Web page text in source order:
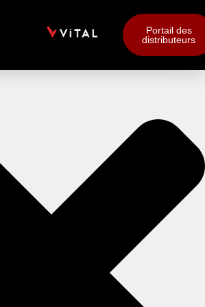
Portail des
distributeurs